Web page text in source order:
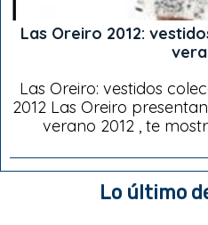
Las Oreiro 2012:
Las Oreiro: vestidos
2012 Las Oreiro
verano 2012 , te
Lo último